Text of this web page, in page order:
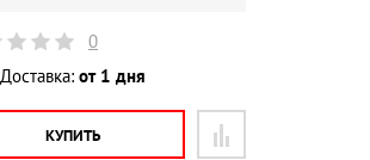
0
Доставка: от 1 дня
КУПИТЬ